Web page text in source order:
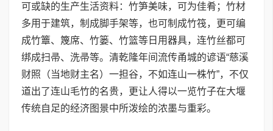
可或缺的生产生活资料：竹笋美味，可为佳肴；竹材
多用于建筑，制成脚手架等，也可制成竹筏，更可编
成竹簟、篾席、竹篓、竹篮等日用器具，连竹丝都可
绑成扫帚、洗帚等。清乾隆年间流传甬城的谚语“慈溪
财照（当地财主名）一担谷，不如连山一株竹”，不仅
道出了连山毛竹的名贵，更让人得以一览竹子在大堰
传统自足的经济图景中所泼绘的浓墨与重彩。